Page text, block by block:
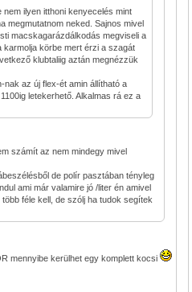
ilyen itthoni kenyecelés mint
megmutatnom neked. Sajnos mivel
macskagarázdálkodás megviseli a
karmolja körbe mert érzi a szagát
klubtaliig aztán megnézzük
nak az új flex-ét amin állítható a
letekerhető. Alkalmas rá ez a
számít az nem mindegy mivel
de polír pasztában tényleg
ami már valamire jó /liter én amivel
féle kell, de szólj ha tudok segítek
mennyibe kerülhet egy komplett kocsi